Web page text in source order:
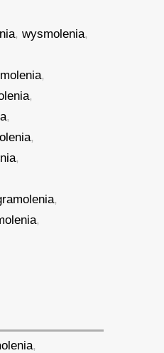
,wysmolenia,
,
,
,
,
,
,
,
,